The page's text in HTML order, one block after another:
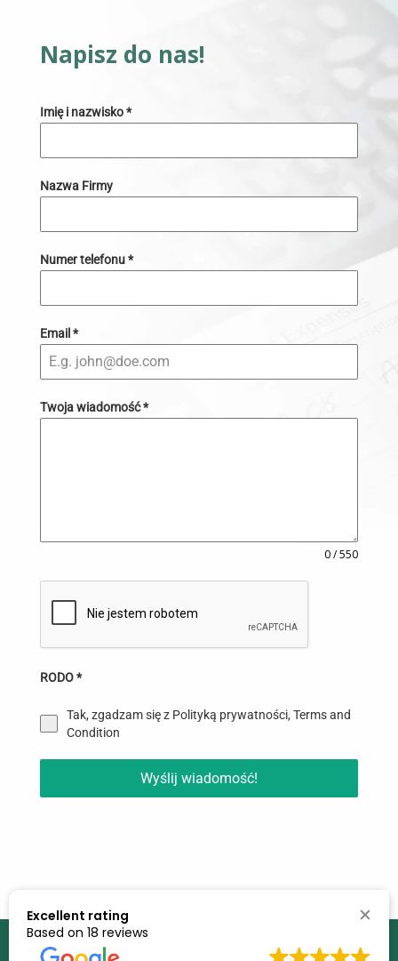
Napisz do nas!
Imię i nazwisko*
Nazwa Firmy
Numer telefonu*
Email *
Twoja wiadomość*
0 / 550
RODO*
Tak, zgadzam się z Polityką prywatności, Terms and
Condition
Wyślij wiadomość!
Iwona Accountancy Services Ltd. Copyright 2019 |
Excellent rating
Based on 18 reviews